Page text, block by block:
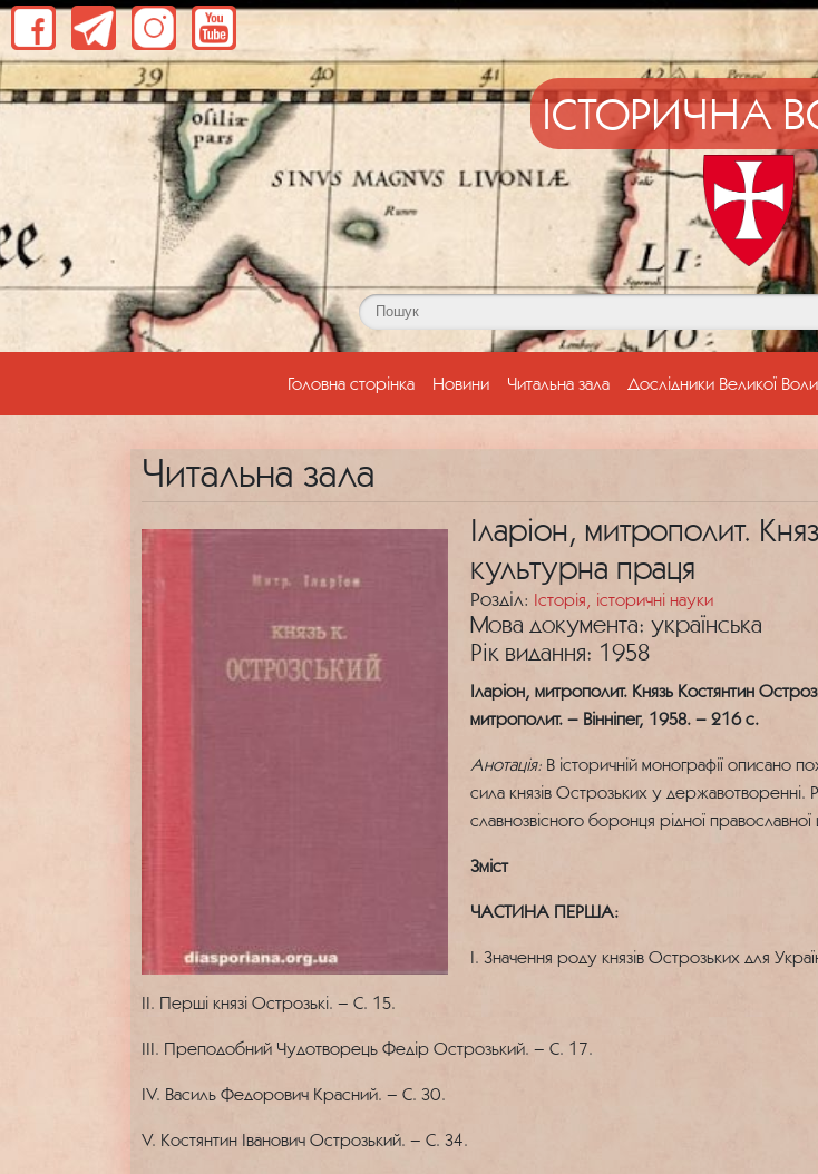
ІСТОРИЧНА
Головна сторінка(current)
Новини Читальна зала Дослідники Великої
Читальна зала
Іларіон, митрополит.
культурна праця
Розділ: Історія, історичні науки
Мова документа: українська
Рік видання: 1958
Іларіон, митрополит. Князь Костянтин
митрополит. – Вінніпег, 1958. – 216 с.
Анотація:В історичній монографії описано
сила князів Острозьких у державотворенні.
славнозвісного боронця рідної
Зміст
ЧАСТИНА ПЕРША:
І. Значення роду князів Острозьких для
II. Перші князі Острозькі. – С. 15.
III. Преподобний Чудотворець Федір Острозький. – С. 17.
IV. Василь Федорович Красний. – С. 30.
V. Костянтин Іванович Острозький. – С. 34.